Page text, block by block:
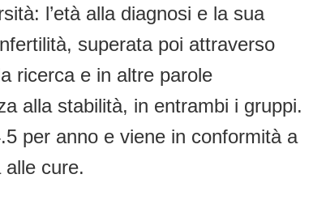
l’età alla diagnosi e la sua
superata poi attraverso
ricerca e in altre parole
alla stabilità, in entrambi i gruppi.
per anno e viene in conformità a
cure.